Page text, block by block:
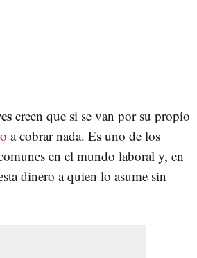
creen que si se van por su propio
a cobrar nada. Es uno de los
en el mundo laboral y, en
dinero a quien lo asume sin